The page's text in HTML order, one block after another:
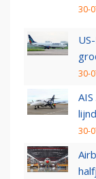
30-
30-
30-